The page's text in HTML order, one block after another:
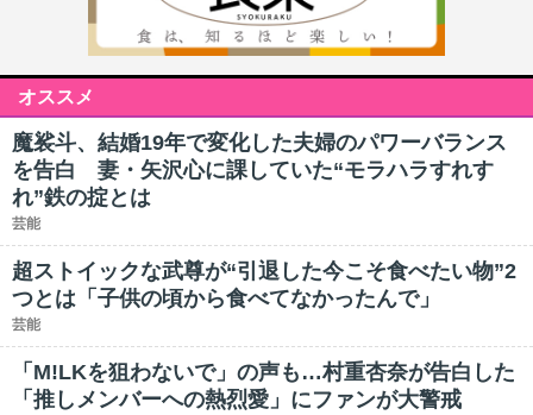
オススメ
魔裟斗、結婚19年で変化した夫婦のパワーバランス
を告白 妻・矢沢心に課していた“モラハラすれす
れ”鉄の掟とは
芸能
超ストイックな武尊が“引退した今こそ食べたい物”2
つとは「子供の頃から食べてなかったんで」
芸能
「M!LKを狙わないで」の声も…村重杏奈が告白した
「推しメンバーへの熱烈愛」にファンが大警戒